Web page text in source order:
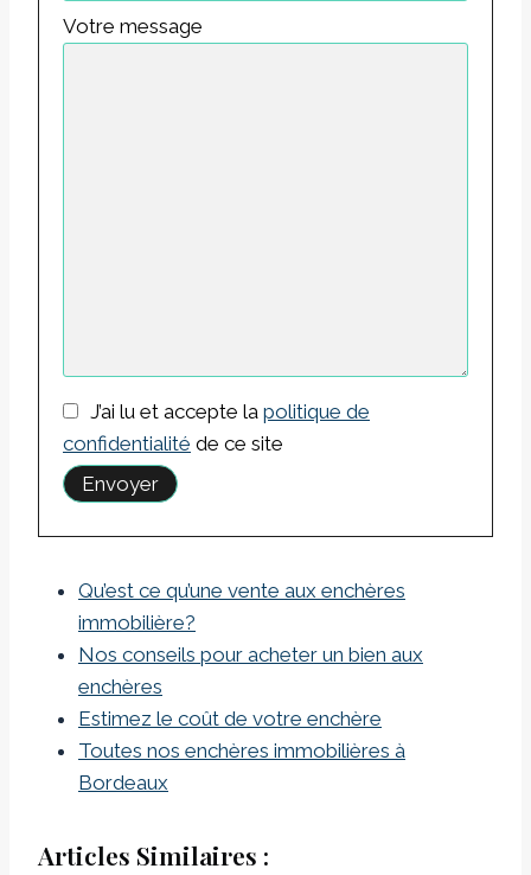
Votre message
J’ai lu et accepte la politique de
confidentialité de ce site
Qu’est ce qu’une vente aux enchères
immobilière?
Nos conseils pour acheter un bien aux
enchères
Estimez le coût de votre enchère
Toutes nos enchères immobilières à
Bordeaux
Articles Similaires :